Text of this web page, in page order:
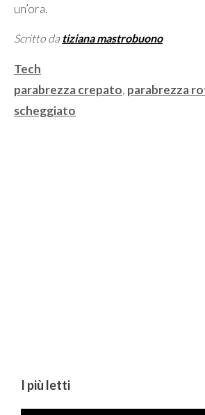
un’ora.
Scritto da tiziana mastrobuono
Categorie
Tech
Tag
parabrezza crepato, parabrezza
scheggiato
I più letti